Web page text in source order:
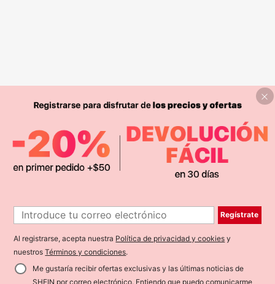
Regístrate
Al registrarse, acepta nuestra Política de privacidad y cookies y
nuestrosTérminos y condiciones.
Me gustaría recibir ofertas exclusivas y las últimas noticias de
SHEIN por correo electrónico. Entiendo que puedo comunicarme